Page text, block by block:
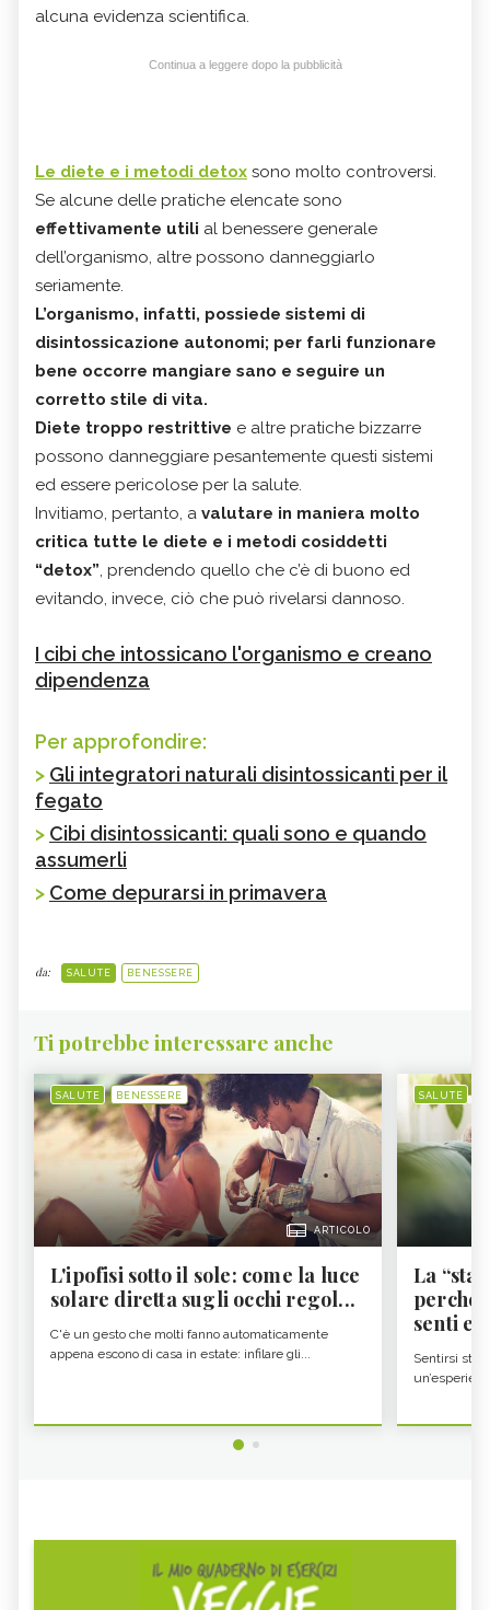
alcuna evidenza scientifica.
Continua a leggere dopo la pubblicità
Le diete e i metodi detox sono molto controversi.
Se alcune delle pratiche elencate sono
effettivamente utili al benessere generale
dell’organismo, altre possono danneggiarlo
seriamente.
L’organismo, infatti, possiede sistemi di
disintossicazione autonomi; per farli funzionare
bene occorre mangiare sano e seguire un
corretto stile di vita.
Diete troppo restrittive e altre pratiche bizzarre
possono danneggiare pesantemente questi sistemi
ed essere pericolose per la salute.
Invitiamo, pertanto, a valutare in maniera molto
critica tutte le diete e i metodi cosiddetti
“detox”, prendendo quello che c’è di buono ed
evitando, invece, ciò che può rivelarsi dannoso.
I cibi che intossicano l'organismo e creano
dipendenza
Per approfondire:
> Gli integratori naturali disintossicanti per il
fegato
> Cibi disintossicanti: quali sono e quando
assumerli
> Come depurarsi in primavera
da: SALUTE BENESSERE
Ti potrebbe interessare anche
SALUTE BENESSERE
ARTICOLO
L'ipofisi sotto il sole: come la luce
solare diretta sugli occhi regol...
C'è un gesto che molti fanno automaticamente
appena escono di casa in estate: infilare gli...
SALUTE
La
perché
senti
Sentirsi